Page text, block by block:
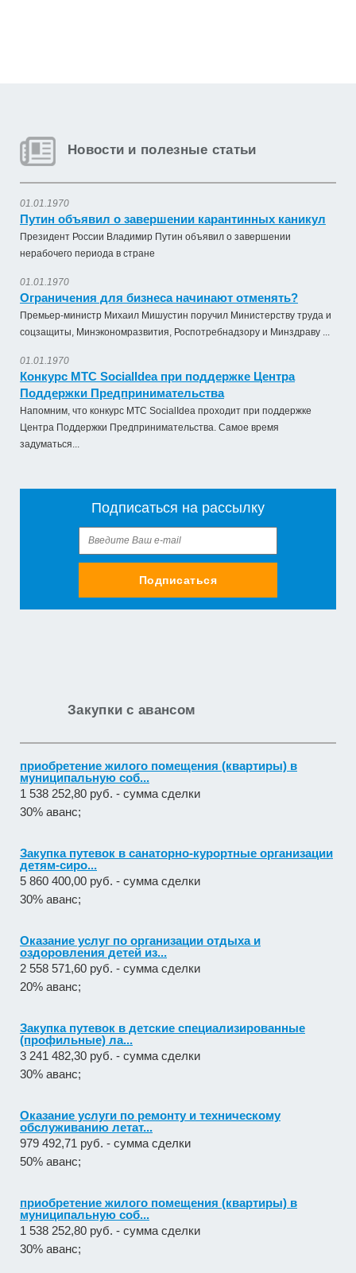
Новости и полезные статьи
01.01.1970
Путин объявил о завершении карантинных каникул
Президент России Владимир Путин объявил о завершении
нерабочего периода в стране
01.01.1970
Ограничения для бизнеса начинают отменять?
Премьер-министр Михаил Мишустин поручил Министерству труда и
соцзащиты, Минэкономразвития, Роспотребнадзору и Минздраву ...
01.01.1970
Конкурс МТС SocialIdea при поддержке Центра
Поддержки Предпринимательства
Напомним, что конкурс МТС SocialIdea проходит при поддержке
Центра Поддержки Предпринимательства. Самое время
задуматься...
Подписаться на рассылку
Подписаться
Закупки с авансом
приобретение жилого помещения (квартиры) в
муниципальную соб...
1 538 252,80 руб. - сумма сделки
30% аванс;
Закупка путевок в санаторно-курортные организации
детям-сиро...
5 860 400,00 руб. - сумма сделки
30% аванс;
Оказание услуг по организации отдыха и
оздоровления детей из...
2 558 571,60 руб. - сумма сделки
20% аванс;
Закупка путевок в детские специализированные
(профильные) ла...
3 241 482,30 руб. - сумма сделки
30% аванс;
Оказание услуги по ремонту и техническому
обслуживанию летат...
979 492,71 руб. - сумма сделки
50% аванс;
приобретение жилого помещения (квартиры) в
муниципальную соб...
1 538 252,80 руб. - сумма сделки
30% аванс;